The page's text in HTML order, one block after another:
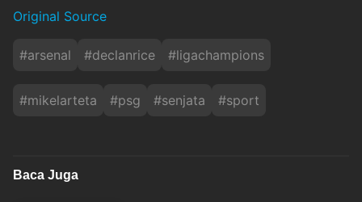
Original Source
#arsenal #declanrice #ligachampions
#mikelarteta #psg #senjata #sport
Baca Juga